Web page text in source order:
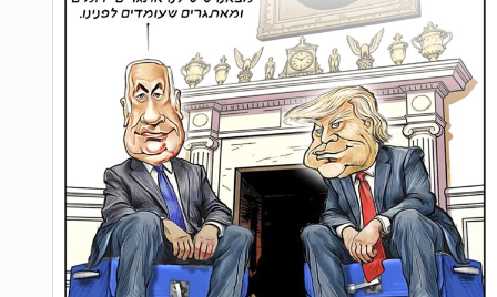
Запрет
оказался законным
«Принципиальная ошибка
состоит в том, что
игнорируется открытая
пропаганда незаконного насилия,…
12.07.26
Время
дискуссий прошло
Французские магистраты?
Тридцать процентов из них
принадлежат к крайне
левому «Синдикату…